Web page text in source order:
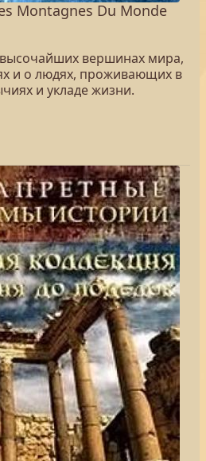
Montagnes Du Monde
вершинах мира,
и о людях, проживающих в
и укладе жизни.